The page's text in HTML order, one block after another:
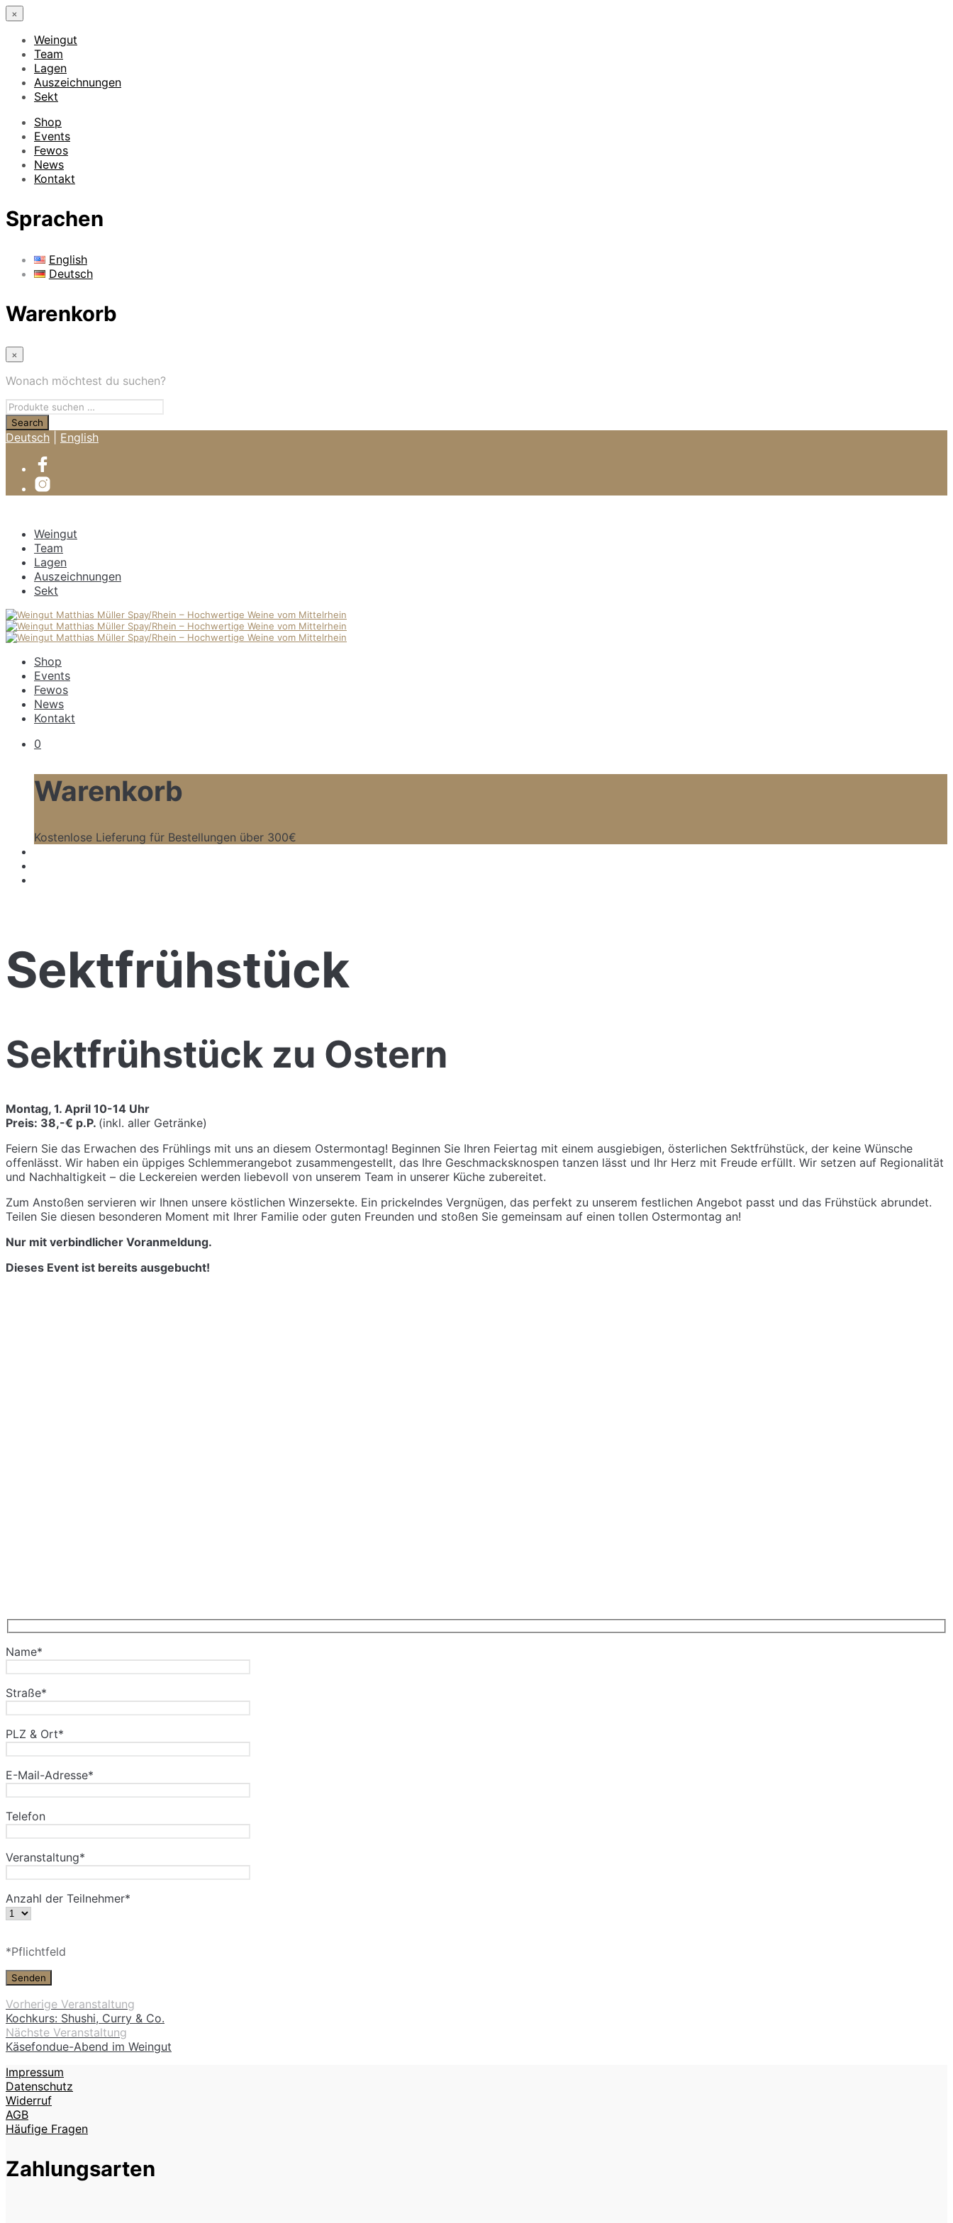
×
Weingut
Team
Lagen
Auszeichnungen
Sekt
Shop
Events
Fewos
News
Kontakt
Sprachen
English
Deutsch
Warenkorb
×
Wonach möchtest du suchen?
Deutsch English
Weingut
Team
Lagen
Auszeichnungen
Sekt
Shop
Events
Fewos
News
Kontakt
0
Warenkorb
Kostenlose Lieferung für Bestellungen über 300€
Sektfrühstück
Sektfrühstück zu Ostern
Montag, 1. April 10-14 Uhr
Preis: 38,-€ p.P. (inkl. aller Getränke)
Feiern Sie das Erwachen des Frühlings mit uns an diesem Ostermontag! Beginnen Sie Ihren Feiertag mit einem ausgiebigen, österlichen Sektfrühstück, der keine Wünsche
offenlässt. Wir haben ein üppiges Schlemmerangebot zusammengestellt, das Ihre Geschmacksknospen tanzen lässt und Ihr Herz mit Freude erfüllt. Wir setzen auf Regionalität
und Nachhaltigkeit – die Leckereien werden liebevoll von unserem Team in unserer Küche zubereitet.
Zum Anstoßen servieren wir Ihnen unsere köstlichen Winzersekte. Ein prickelndes Vergnügen, das perfekt zu unserem festlichen Angebot passt und das Frühstück abrundet.
Teilen Sie diesen besonderen Moment mit Ihrer Familie oder guten Freunden und stoßen Sie gemeinsam auf einen tollen Ostermontag an!
Nur mit verbindlicher Voranmeldung.
Dieses Event ist bereits ausgebucht!
Name*
Straße*
PLZ & Ort*
E-Mail-Adresse*
Telefon
Veranstaltung*
Anzahl der Teilnehmer*
lasse
dieses
Feld
*Pflichtfeld
Vorherige Veranstaltung
Kochkurs: Shushi, Curry & Co.
Nächste Veranstaltung
Käsefondue-Abend im Weingut
Impressum
Datenschutz
Widerruf
AGB
Häufige Fragen
Zahlungsarten